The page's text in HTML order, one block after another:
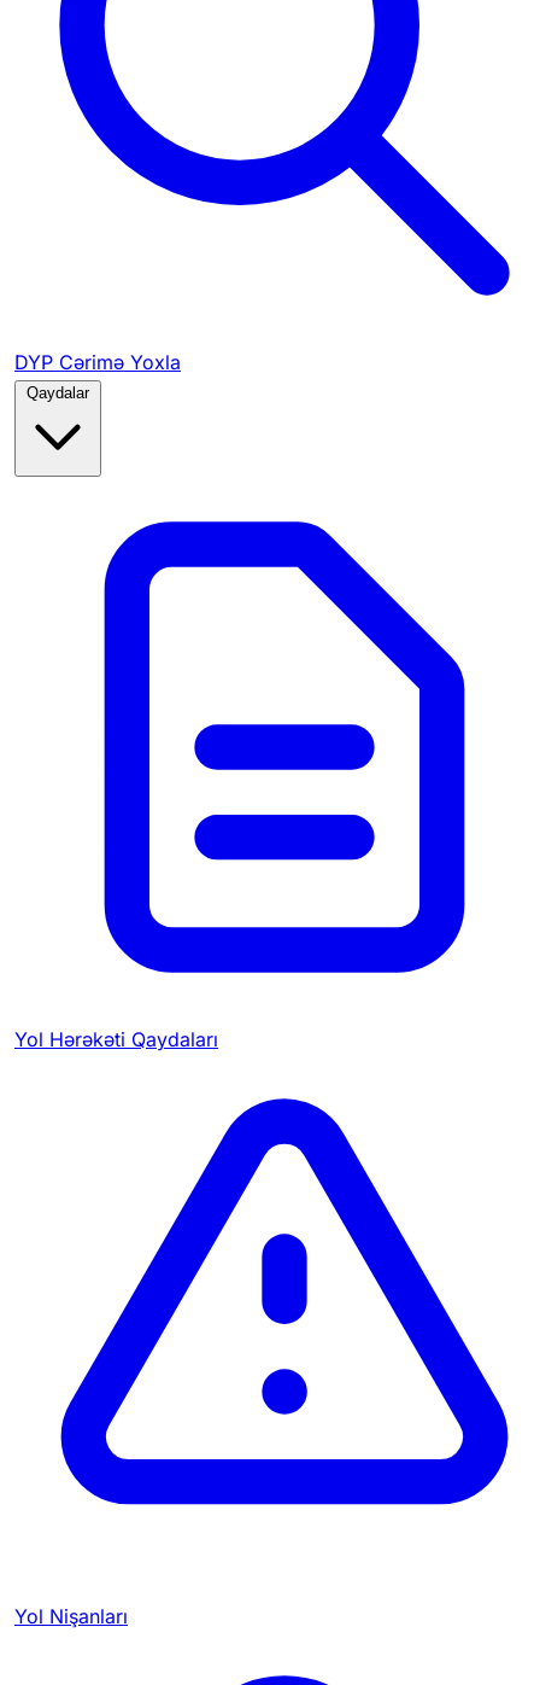
DYP Cərimə Yoxla
Qaydalar
Yol Hərəkəti Qaydaları
Yol Nişanları